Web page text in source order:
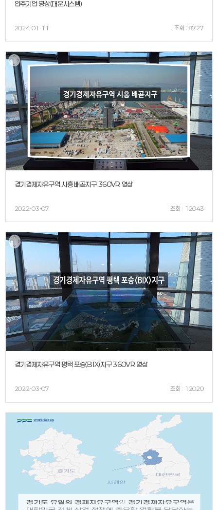
입주기업 영상(대운시스템)
2024-01-11 조회 : 8727
경기경제자유구역 시흥 배곧지구 360VR 영상
2022-03-07 조회 : 12043
경기경제자유구역 평택 포승(BIX)지구 360VR 영상
2022-03-07 조회 : 12020